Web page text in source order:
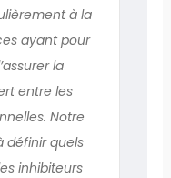
à la
ayant pour
la
entre les
Notre
définir quels
inhibiteurs